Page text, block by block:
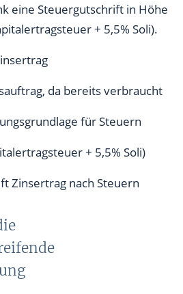
eine Steuergutschrift in Höhe
+ 5,5% Soli).
da bereits verbraucht
für Steuern
+ 5,5% Soli)
Zinsertrag nach Steuern